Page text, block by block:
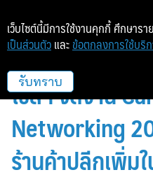
คาลเท็กซ์ ร่วมกั
ไชส์ฯ จัดงาน
Networking
ร้านค้าปลีกเพิ่ม
เว็บไซต์นี้มีการใช้งานคุกกี้ ศึกษารา
เป็นส่วนตัว และ ข้อตกลงการใช้บริ
รับทราบ